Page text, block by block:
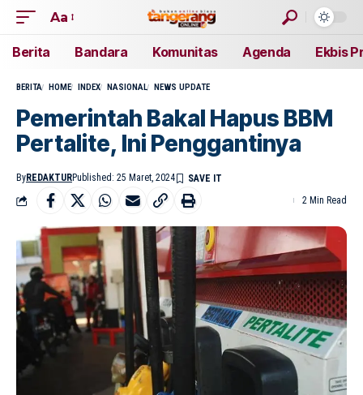
Aa
Berita Bandara Komunitas Agenda Ekbis
BERITA HOME INDEX NASIONAL NEWS UPDATE
Pemerintah Bakal Hapus BBM
Pertalite, Ini Penggantinya
ByREDAKTURPublished: 25 Maret, 2024
2 Min Read